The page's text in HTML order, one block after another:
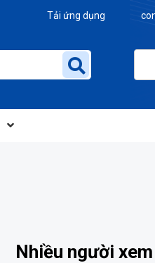
Tải ứng dụng
Nhiều người xem